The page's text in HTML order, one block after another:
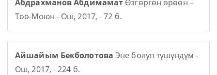
Абдрахманов Абдимамат Өзгөргөн өрөөн –
Төө-Моюн - Ош, 2017, - 72 б.
Айшайым Бекболотова Эне болуп түшүндүм -
Ош, 2017, - 224 б.